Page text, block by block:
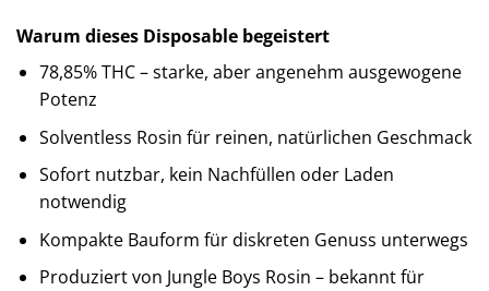
Warum dieses Disposable begeistert
78,85% THC – starke, aber angenehm ausgewogene
Potenz
Solventless Rosin für reinen, natürlichen Geschmack
Sofort nutzbar, kein Nachfüllen oder Laden
notwendig
Kompakte Bauform für diskreten Genuss unterwegs
Produziert von Jungle Boys Rosin – bekannt für